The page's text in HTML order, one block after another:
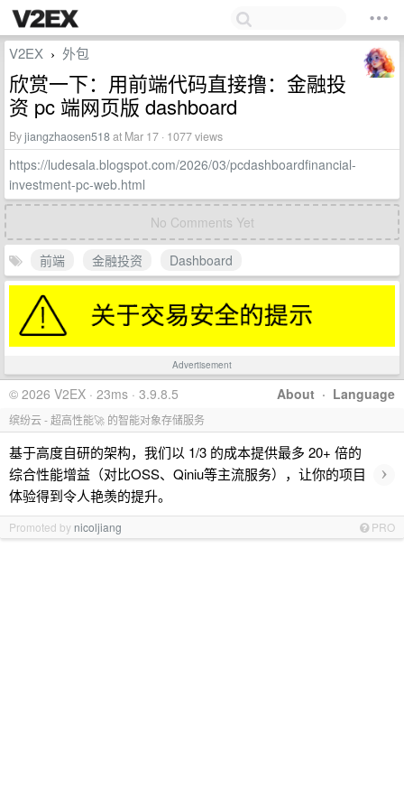
V2EX › 外包
欣赏一下：用前端代码直接撸：金融投
资 pc 端网页版 dashboard
Byjiangzhaosen518at Mar 17 · 1077 views
https://ludesala.blogspot.com/2026/03/pcdashboardfinancial-
investment-pc-web.html
No Comments Yet
前端 金融投资 Dashboard
Advertisement
About · Language
© 2026 V2EX · 23ms · 3.9.8.5
缤纷云 - 超高性能🚀 的智能对象存储服务
基于高度自研的架构，我们以 1/3 的成本提供最多 20+ 倍的
综合性能增益（对比OSS、Qiniu等主流服务），让你的项目
体验得到令人艳羡的提升。
›
Promoted by nicoljiang PRO